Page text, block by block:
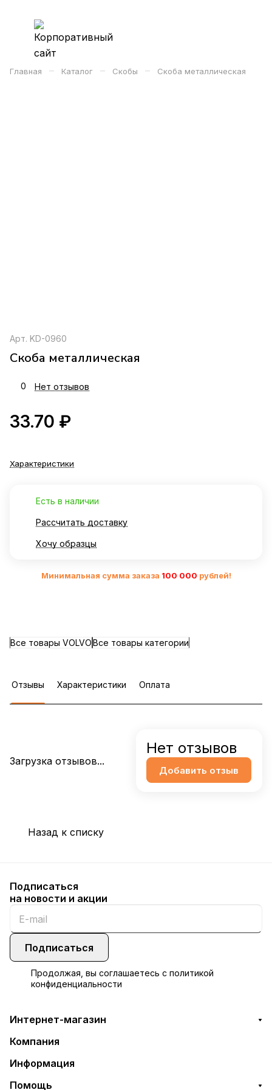
Главная – Каталог – Скобы – Скоба металлическая
Арт. KD-0960
Скоба металлическая
0 Нет отзывов
33.70 ₽
Характеристики
Есть в наличии
Рассчитать доставку
Хочу образцы
Минимальная сумма заказа 100 000 рублей!
Все товары VOLVOВсе товары категории
Отзывы Характеристики Оплата
Загрузка отзывов...
Нет отзывов
Добавить отзыв
Назад к списку
Подписаться
на новости и акции
Подписаться
Продолжая, вы соглашаетесь с политикой
конфиденциальности
Интернет-магазин
Компания
Информация
Помощь